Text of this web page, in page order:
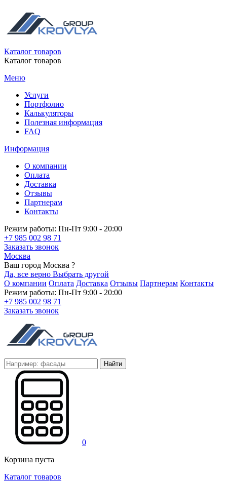
Каталог товаров
Каталог товаров
Меню
Услуги
Портфолио
Калькуляторы
Полезная информация
FAQ
Информация
О компании
Оплата
Доставка
Отзывы
Партнерам
Контакты
Режим работы: Пн-Пт 9:00 - 20:00
+7 985 002 98 71
Заказать звонок
Москва
Ваш город Москва ?
Да, все верно Выбрать другой
О компании Оплата Доставка Отзывы Партнерам Контакты
Режим работы: Пн-Пт 9:00 - 20:00
+7 985 002 98 71
Заказать звонок
Найти
0
Корзина пуста
Каталог товаров